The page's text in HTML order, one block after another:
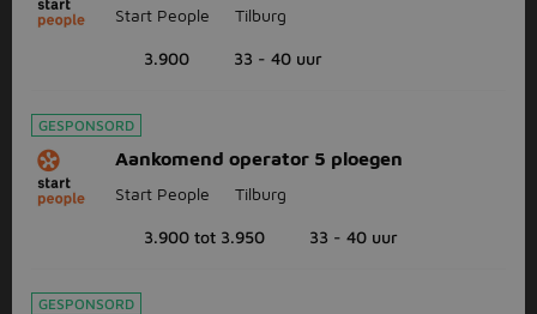
Start People Tilburg
3.900 33 - 40 uur
GESPONSORD
Aankomend operator 5 ploegen
Start People Tilburg
3.900 tot 3.950 33 - 40 uur
GESPONSORD